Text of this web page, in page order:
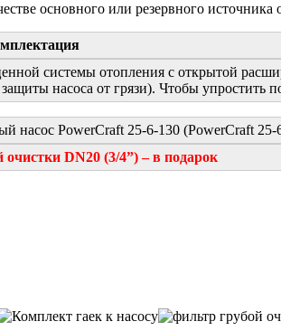
основного или резервного
системы отопления с открытой
насоса от грязи). Чтобы упростить
насос PowerCraft 25-6-130 (PowerCraft
очистки DN20 (3/4”) – в подарок